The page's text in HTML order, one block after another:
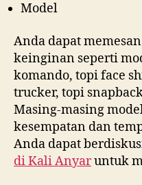
Model
Anda dapat
keinginan seperti
komando, topi face
trucker, topi
Masing-masing
kesempatan dan
Anda dapat
diKali Anyaruntuk